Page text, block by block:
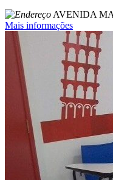
AVENIDA
Mais informações